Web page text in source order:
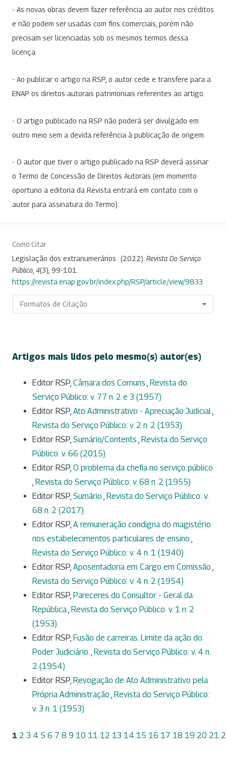
- As novas obras devem fazer referência ao autor nos créditos
e não podem ser usadas com fins comerciais, porém não
precisam ser licenciadas sob os mesmos termos dessa
licença.
- Ao publicar o artigo na RSP, o autor cede e transfere para a
ENAP os direitos autorais patrimoniais referentes ao artigo.
- O artigo publicado na RSP não poderá ser divulgado em
outro meio sem a devida referência à publicação de origem.
- O autor que tiver o artigo publicado na RSP deverá assinar
o Termo de Concessão de Direitos Autorais (em momento
oportuno a editoria da Revista entrará em contato com o
autor para assinatura do Termo).
Como Citar
Legislação dos extranumerários . (2022). Revista Do Serviço
Público 4(3), 99-101.
https://revista.enap.gov.br/index.php/RSP/article/view/9833
Formatos de Citação
Artigos mais lidos pelo mesmo(s) autor(es)
Editor RSP, Câmara dos Comuns Revista do
Serviço Público: v. 77 n. 2 e 3 (1957)
Editor RSP, Ato Administrativo - Apreciação Judicial
Revista do Serviço Público: v. 2 n. 2 (1953)
Editor RSP, Sumário/Contents Revista do Serviço
Público: v. 66 (2015)
Editor RSP, O problema da chefia no serviço público
Revista do Serviço Público: v. 68 n. 2 (1955)
Editor RSP, Sumário Revista do Serviço Público: v.
68 n. 2 (2017)
Editor RSP, A remuneração condigna do magistério
nos estabelecimentos particulares de ensino
Revista do Serviço Público: v. 4 n. 1 (1940)
Editor RSP, Aposentadoria em Cargo em Comissão
Revista do Serviço Público: v. 4 n. 2 (1954)
Editor RSP, Pareceres do Consultor - Geral da
República Revista do Serviço Público: v. 1 n. 2
(1953)
Editor RSP, Fusão de carreiras. Limite da ação do
Poder Judiciário.
Revista do Serviço Público: v. 4 n.
2 (1954)
Editor RSP, Revogação de Ato Administrativo pela
Própria Administração Revista do Serviço Público:
v. 3 n. 1 (1953)
1 2 3 4 5 6 7 8 9 10 11 12 13 14 15 16 17 18 19 20 21